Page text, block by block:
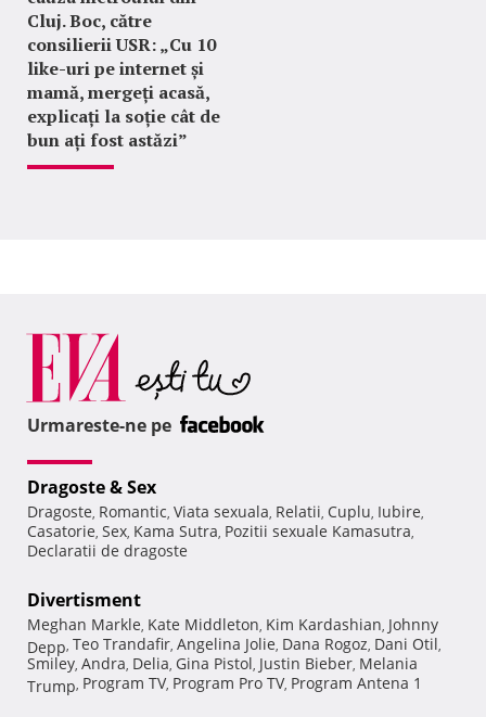
Cluj. Boc, către
consilierii USR: „Cu 10
like-uri pe internet și
mamă, mergeți acasă,
explicați la soție cât de
bun ați fost astăzi”
Urmareste-ne pe
Dragoste & Sex
Dragoste, Romantic, Viata sexuala, Relatii, Cuplu, Iubire,
Casatorie, Sex, Kama Sutra, Pozitii sexuale Kamasutra,
Declaratii de dragoste
Divertisment
Meghan Markle, Kate Middleton, Kim Kardashian, Johnny
Depp, Teo Trandafir, Angelina Jolie, Dana Rogoz, Dani Otil,
Smiley, Andra, Delia, Gina Pistol, Justin Bieber, Melania
Trump, Program TV, Program Pro TV, Program Antena 1